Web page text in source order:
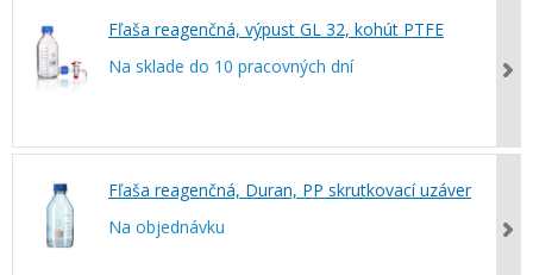
Fľaša reagenčná, výpust GL 32, kohút PTFE
Na sklade do 10 pracovných dní
Fľaša reagenčná, Duran, PP skrutkovací uzáver
Na objednávku